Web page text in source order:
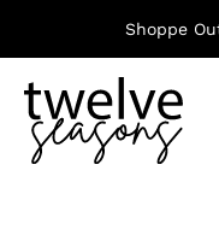
springen
Shoppe